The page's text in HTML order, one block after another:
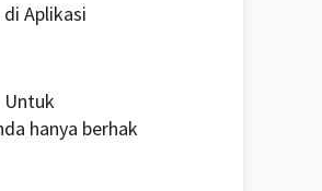
Aplikasi
Untuk
hanya berhak